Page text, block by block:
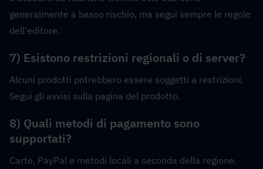
generalmente a basso rischio, ma segui sempre le regole
dell'editore.
7) Esistono restrizioni regionali o di server?
Alcuni prodotti potrebbero essere soggetti a restrizioni.
Segui gli avvisi sulla pagina del prodotto.
8) Quali metodi di pagamento sono
supportati?
Carte, PayPal e metodi locali a seconda della regione.